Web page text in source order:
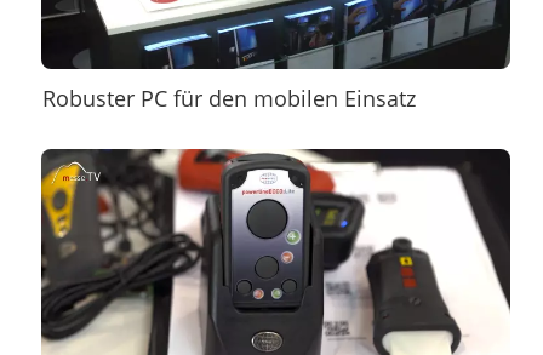
Robuster PC für den mobilen Einsatz